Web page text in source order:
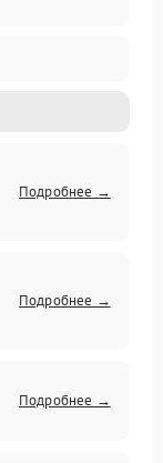
Подробнее →
Подробнее →
Подробнее →